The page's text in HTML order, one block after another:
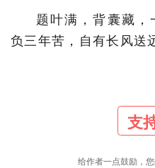
题叶满，背囊藏，
负三年苦，自有长风送
支
给作者一点鼓励，